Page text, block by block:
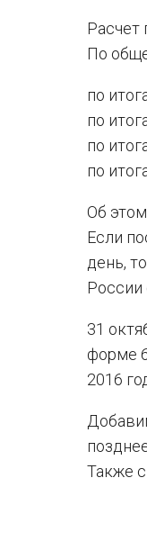
Расчет
По
по
по
по
по
Об
Если
день,
России
31
форме
2016
Также